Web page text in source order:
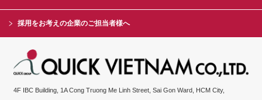
採用をお考えの企業のご担当者様へ
4F IBC Building, 1A Cong Truong Me Linh Street, Sai Gon Ward, HCM City,